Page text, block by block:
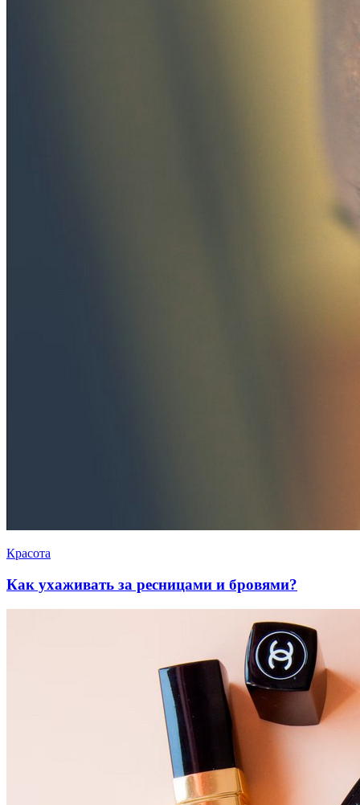
Красота
Как ухаживать за ресницами и бровями?